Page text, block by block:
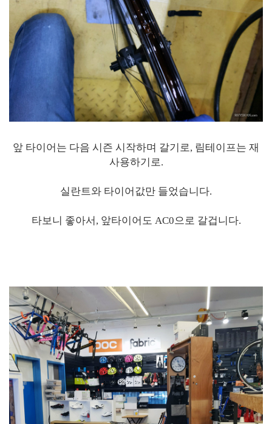
앞 타이어는 다음 시즌 시작하며 갈기로, 림테이프는 재
사용하기로.
실란트와 타이어값만 들었습니다.
타보니 좋아서, 앞타이어도 AC0으로 갈겁니다.